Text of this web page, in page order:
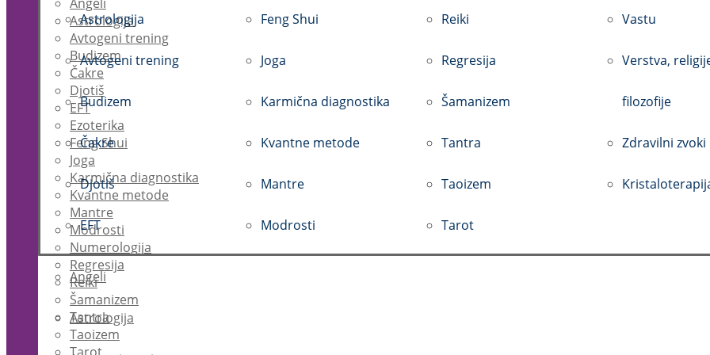
Astrologija
Avtogeni trening
Budizem
Čakre
Djotiš
EFT
Feng Shui
Joga
Karmična diagnostika
Kvantne metode
Mantre
Modrosti
Reiki
Regresija
Šamanizem
Tantra
Taoizem
Tarot
Vastu
Verstva,
filozofije
Zdravilni zvoki
Angeli
Astrologija
Astrologija
Avtogeni trening
Budizem
Čakre
Djotiš
EFT
Ezoterika
Feng Shui
Joga
Karmična diagnostika
Kvantne metode
Mantre
Modrosti
Numerologija
Regresija
Reiki
Šamanizem
Tantra
Taoizem